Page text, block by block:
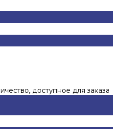
доступное для заказа